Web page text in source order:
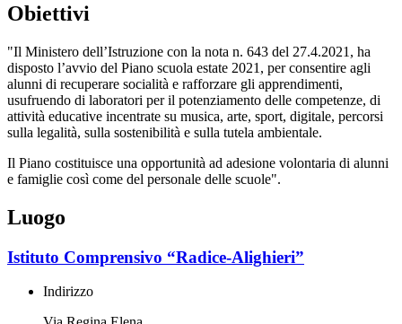
Obiettivi
"Il Ministero dell’Istruzione con la nota n. 643 del 27.4.2021, ha
disposto l’avvio del Piano scuola estate 2021, per consentire agli
alunni di recuperare socialità e rafforzare gli apprendimenti,
usufruendo di laboratori per il potenziamento delle competenze, di
attività educative incentrate su musica, arte, sport, digitale, percorsi
sulla legalità, sulla sostenibilità e sulla tutela ambientale.
Il Piano costituisce una opportunità ad adesione volontaria di alunni
e famiglie così come del personale delle scuole".
Luogo
Istituto Comprensivo “Radice-Alighieri”
Indirizzo